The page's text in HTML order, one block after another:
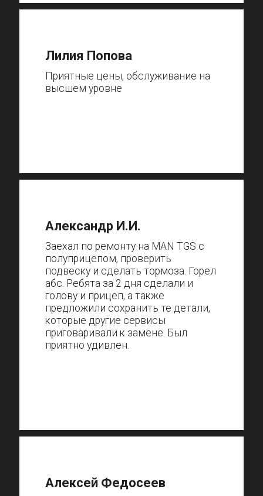
Лилия Попова
Приятные цены, обслуживание на
высшем уровне
Александр И.И.
Заехал по ремонту на MAN TGS с
полуприцепом, проверить
подвеску и сделать тормоза. Горел
абс. Ребята за 2 дня сделали и
голову и прицеп, а также
предложили сохранить те детали,
которые другие сервисы
приговаривали к замене. Был
приятно удивлен.
Алексей Федосеев